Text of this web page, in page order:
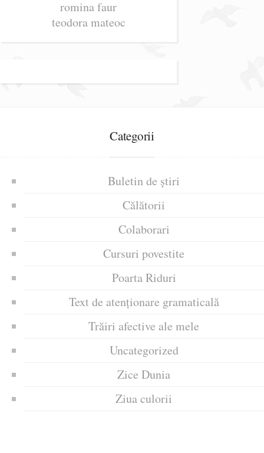
romina faur
teodora mateoc
Categorii
Buletin de știri
Călătorii
Colaborari
Cursuri povestite
Poarta Riduri
Text de atenționare gramaticală
Trăiri afective ale mele
Uncategorized
Zice Dunia
Ziua culorii